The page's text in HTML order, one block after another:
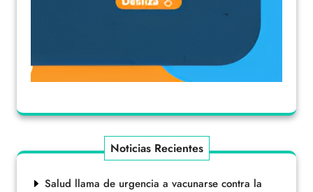
Noticias Recientes
Salud llama de urgencia a vacunarse contra la